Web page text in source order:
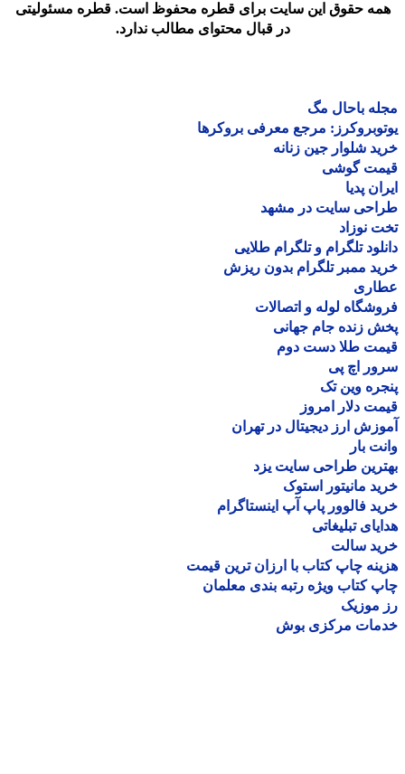
حقوق این سایت برای قطره محفوظ است. قطره مسئولیتی
در قبال محتوای مطالب ندارد.
باحال مگ
مرجع معرفی بروکرها
شلوار جین زنانه
گوشی
پدیا
سایت در مشهد
نوزاد
تلگرام و تلگرام طلایی
ممبر تلگرام بدون ریزش
لوله و اتصالات
زنده جام جهانی
طلا دست دوم
اچ پی
وین تک
دلار امروز
ارز دیجیتال در تهران
بار
طراحی سایت یزد
مانیتور استوک
فالوور پاپ آپ اینستاگرام
تبلیغاتی
سالت
چاپ کتاب با ارزان ترین قیمت
کتاب ویژه رتبه بندی معلمان
موزیک
مرکزی بوش